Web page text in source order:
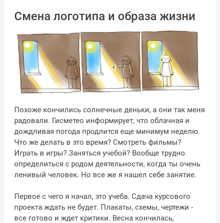
Смена логотипа и образа жизни
Похоже кончились солнечные деньки, а они так меня
радовали. Гисметео информирует, что облачная и
дождливая погода продлится еще минимум неделю.
Что же делать в это время? Смотреть фильмы?
Играть в игры? Заняться учебой? Вообще трудно
определиться с родом деятельности, когда ты очень
ленивый человек. Но все же я нашел себе занятие.
Первое с чего я начал, это учеба. Сдача курсового
проекта ждать не будет. Плакаты, схемы, чертежи -
все готово и ждет критики. Весна кончилась,